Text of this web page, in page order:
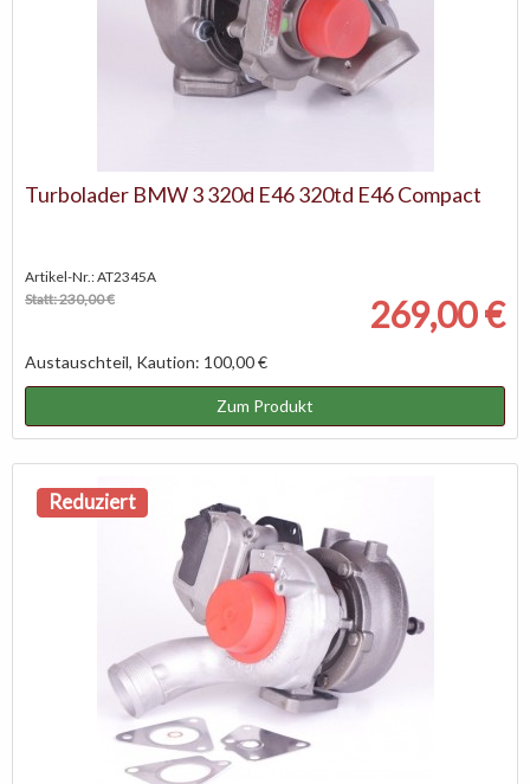
Turbolader BMW 3 320d E46 320td E46 Compact
Artikel-Nr.: AT2345A
Statt: 230,00 €
269,00 €
Austauschteil, Kaution: 100,00 €
Zum Produkt
Reduziert